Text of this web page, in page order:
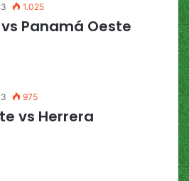
1.025
Panamá Oeste
975
vs Herrera